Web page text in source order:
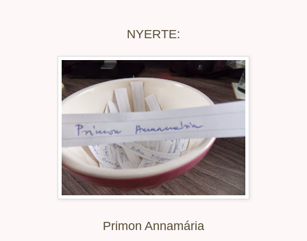
NYERTE:
Primon Annamária